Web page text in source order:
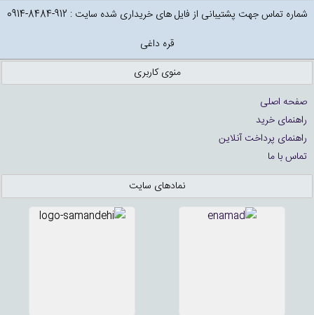
شماره تماس جهت پشتیبانی از فایل های خریداری شده سایت : 912-8484-0914
قره داغی
منوی کاربری
صفحه اصلی
راهنمای خرید
راهنمای پرداخت آنلاین
تماس با ما
نمادهای سایت